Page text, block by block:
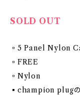
SOLD OUT
▫️5 Panel Nylon
▫️FREE
▫️Nylon
▪️champion plug